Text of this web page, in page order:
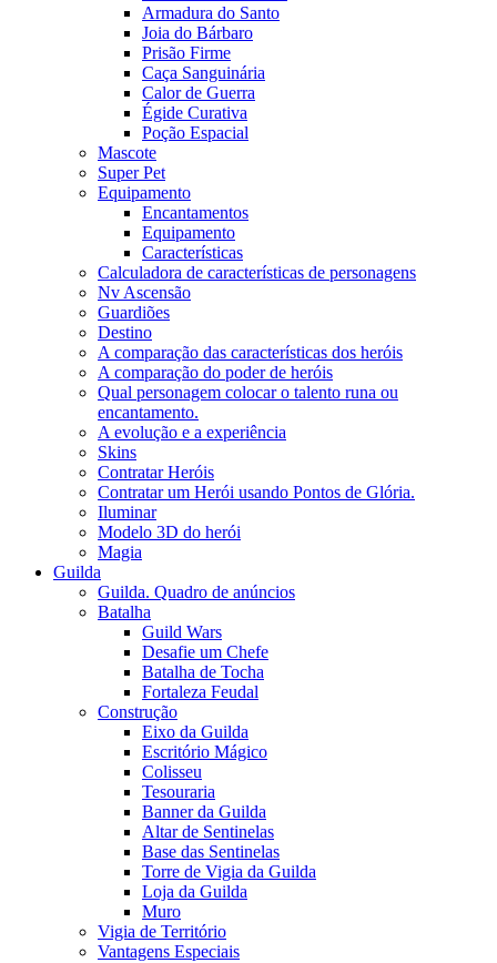
Armadura do Santo
Joia do Bárbaro
Prisão Firme
Caça Sanguinária
Calor de Guerra
Égide Curativa
Poção Espacial
Mascote
Super Pet
Equipamento
Encantamentos
Equipamento
Características
Calculadora de características de personagens
Nv Ascensão
Guardiões
Destino
A comparação das características dos heróis
A comparação do poder de heróis
Qual personagem colocar o talento runa ou
encantamento.
A evolução e a experiência
Skins
Contratar Heróis
Contratar um Herói usando Pontos de Glória.
Iluminar
Modelo 3D do herói
Magia
Guilda
Guilda. Quadro de anúncios
Batalha
Guild Wars
Desafie um Chefe
Batalha de Tocha
Fortaleza Feudal
Construção
Eixo da Guilda
Escritório Mágico
Colisseu
Tesouraria
Banner da Guilda
Altar de Sentinelas
Base das Sentinelas
Torre de Vigia da Guilda
Loja da Guilda
Muro
Vigia de Território
Vantagens Especiais